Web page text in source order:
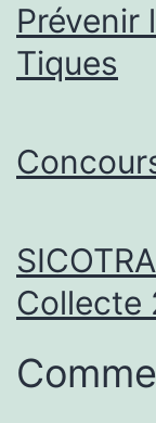
Prévenir
Tiques
Collecte